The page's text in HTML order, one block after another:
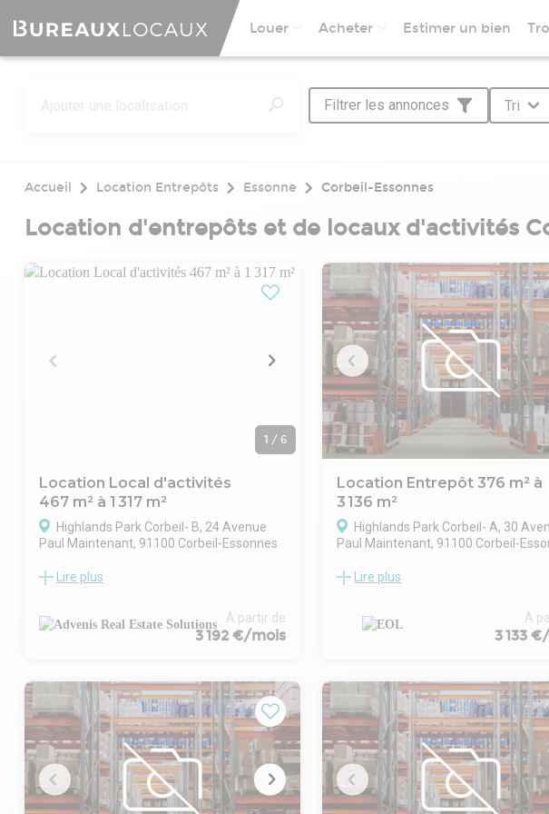
Louer Acheter Estimer un bien
Filtrer les annonces Tri
Accueil Location Entrepôts Essonne Corbeil-Essonnes
Location d'entrepôts et de locaux d'activités
1 / 6
Location Local d'activités
467 m² à 1 317 m²
Highlands Park Corbeil- B, 24 Avenue
Paul Maintenant, 91100 Corbeil-Essonnes
ADVENIS CONSEIL vous propose à la
d'activité à partir de 383 m², situées au
coeur d'un parc d'activités récent
d'activité, dont 3 240 m² actuellement
disponibles.
Ces locaux offrent des espaces de
stockage fonctionnels accompagnés de
bureaux d'appoint, dans un environnement
moderne et dynamique.
Implanté dans la ZAC de Corbeil-Essonnes,
Lire plus
À partir de
3 192 €/mois
Location Entrepôt 376 m² à
3 136 m²
Highlands Park Corbeil- A, 30
Paul Maintenant, 91100 Corbeil-
EOL, spécialisé en immobilier
locaux d'activités accompagnés de
bureaux, à partir de 376 m² à 463
Les biens sont composés de 290 à
d'entrepôt et de 86 à 109 m² de
Les caractéristiques techniques de
sont d'une charge au sol de 2 t/m²,
hauteur sous poutre de 6.5 m, d'un
de plain-pied pour chaque lot ainsi
plusieurs emplacements de parking
Lire plus
À
3 133